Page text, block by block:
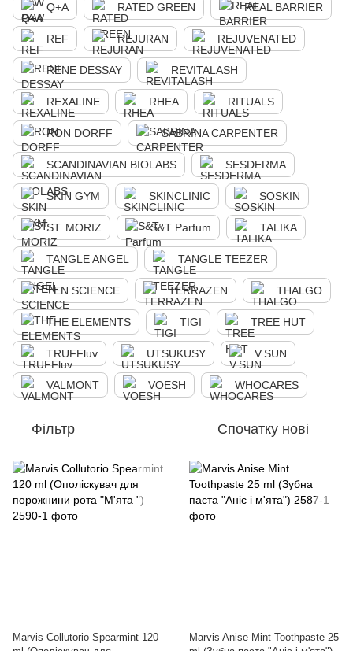
Q+A RATED GREEN REAL BARRIER
REF REJURAN REJUVENATED
RENE DESSAY REVITALASH
REXALINE RHEA RITUALS
RON DORFF SABRINA CARPENTER
SCANDINAVIAN BIOLABS SESDERMA
SKIN GYM SKINCLINIC SOSKIN
ST. MORIZ S&T Parfum TALIKA
TANGLE ANGEL TANGLE TEEZER
TEN SCIENCE TERRAZEN THALGO
THE ELEMENTS TIGI TREE HUT
TRUFFluv UTSUKUSY V.SUN
VALMONT VOESH WHOCARES
Фільтр Спочатку нові
Marvis Collutorio Spearmint 120
Marvis Anise Mint Toothpaste 25